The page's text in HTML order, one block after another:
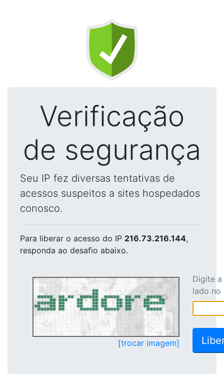
Verificação
de segurança
Seu IP fez diversas tentativas de
acessos suspeitos a sites hospedados
conosco.
Para liberar o acesso do IP 216.73.216.144,
responda ao desafio abaixo.
[trocar imagem]
Digite
lado no